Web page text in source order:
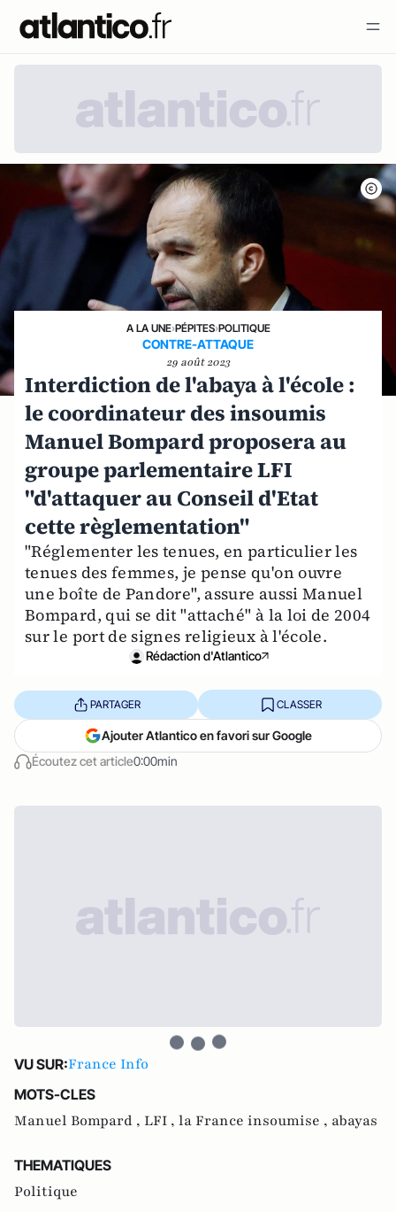
A LA UNE›PÉPITES›POLITIQUE
CONTRE-ATTAQUE
29 août 2023
Interdiction de l'abaya à l'école :
le coordinateur des insoumis
Manuel Bompard proposera au
groupe parlementaire LFI
"d'attaquer au Conseil d'Etat
cette règlementation"
"Réglementer les tenues, en particulier les
tenues des femmes, je pense qu'on ouvre
une boîte de Pandore", assure aussi Manuel
Bompard, qui se dit "attaché" à la loi de 2004
sur le port de signes religieux à l'école.
Rédaction d'Atlantico
Écoutez cet article0:00min
PARTAGER CLASSER
Ajouter Atlantico en favori sur Google
VU SUR:France Info
MOTS-CLES
Manuel Bompard , LFI , la France insoumise , abayas
THEMATIQUES
Politique